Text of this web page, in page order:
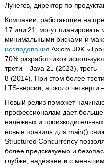
Лунегов, директор по
Компании, работающие на
17 или 21, могут
минимальными рисками и
исследования Axiom JDK
70% разработчиков
трети – Java 21 (2023), треть
8 (2014). При этом более
LTS-версии, а около четверти
Новый релиз поможет
профессионалам дает больше
надёжных и
новые правила для main()
Structured Concurrency
более предсказуемо и
глубже, надёжнее и с